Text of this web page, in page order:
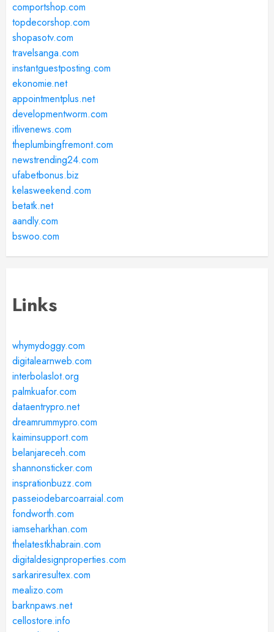
comportshop.com
topdecorshop.com
shopasotv.com
travelsanga.com
instantguestposting.com
ekonomie.net
appointmentplus.net
developmentworm.com
itlivenews.com
theplumbingfremont.com
newstrending24.com
ufabetbonus.biz
kelasweekend.com
betatk.net
aandly.com
bswoo.com
Links
whymydoggy.com
digitalearnweb.com
interbolaslot.org
palmkuafor.com
dataentrypro.net
dreamrummypro.com
kaiminsupport.com
belanjareceh.com
shannonsticker.com
insprationbuzz.com
passeiodebarcoarraial.com
fondworth.com
iamseharkhan.com
thelatestkhabrain.com
digitaldesignproperties.com
sarkariresultex.com
mealizo.com
barknpaws.net
cellostore.info